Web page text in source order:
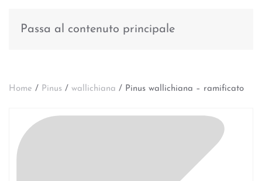
Passa al contenuto principale
Home / Pinus / wallichiana / Pinus wallichiana – ramificato